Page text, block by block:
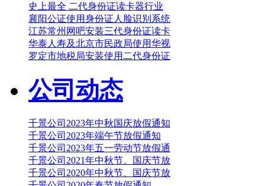
史上最全 二代身份证读卡器行业
襄阳公证使用身份证人脸识别系统
江苏常州网吧安装三代身份证读卡
华泰人寿及北京市民政局使用华视
罗定市地税局安装使用二代身份证
公司动态
千景公司2023年中秋国庆放假通知
千景公司2023年端午节放假通知
千景公司2023年五一劳动节放假通
千景公司2021年中秋节、国庆节放
千景公司2020年中秋节、国庆节放